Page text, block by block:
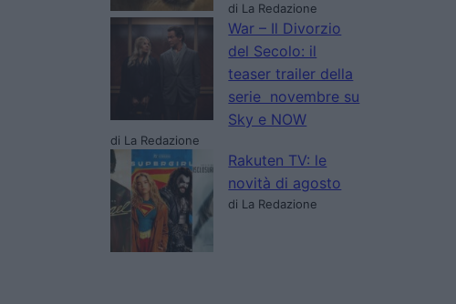
di La Redazione
War – Il Divorzio
del Secolo: il
teaser trailer della
serie novembre su
Sky e NOW
di La Redazione
Rakuten TV: le
novità di agosto
di La Redazione